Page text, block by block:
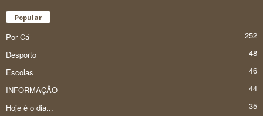
Popular
Por Cá
252
Desporto
48
Escolas
46
INFORMAÇÃO
44
Hoje é o dia...
35